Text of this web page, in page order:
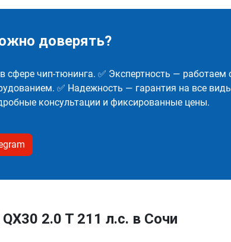
доверять?
сфере чип-тюнинга. ✅ Экспертность —
✅ Надежность — гарантия на все
консультации и фиксированные цены.
2.0 T 211 л.с. в Сочи